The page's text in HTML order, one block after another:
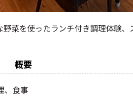
菜を使ったランチ付き調理体験
概要
、食事